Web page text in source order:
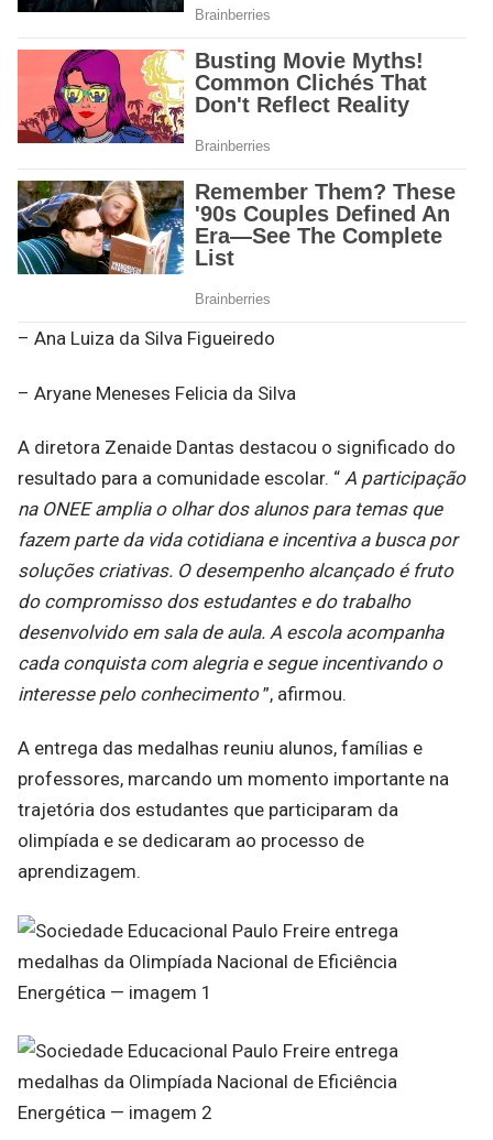
– Ana Luiza da Silva Figueiredo
– Aryane Meneses Felicia da Silva
A diretora Zenaide Dantas destacou o significado do
resultado para a comunidade escolar. “ A participação
na ONEE amplia o olhar dos alunos para temas que
fazem parte da vida cotidiana e incentiva a busca por
soluções criativas. O desempenho alcançado é fruto
do compromisso dos estudantes e do trabalho
desenvolvido em sala de aula. A escola acompanha
cada conquista com alegria e segue incentivando o
interesse pelo conhecimento”, afirmou.
A entrega das medalhas reuniu alunos, famílias e
professores, marcando um momento importante na
trajetória dos estudantes que participaram da
olimpíada e se dedicaram ao processo de
aprendizagem.